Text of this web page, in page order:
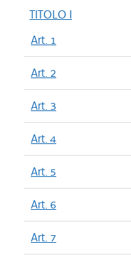
TITOLO I
Art. 1
Art. 2
Art. 3
Art. 4
Art. 5
Art. 6
Art. 7